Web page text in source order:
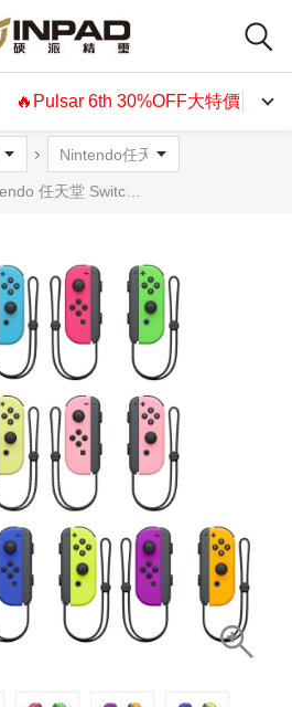
🔥Pulsar 6th 30%OFF大特價🔥
Switch Joy-Con (L)/(R) 左右手把 控制器 台灣公司貨 NS 1代